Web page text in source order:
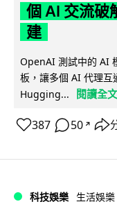
個 AI 交流破
建
OpenAI 測試中的 AI
板，讓多個 AI 代理互
Hugging...
閱讀全文
387 50 ↗
科技娛樂 生活娛樂